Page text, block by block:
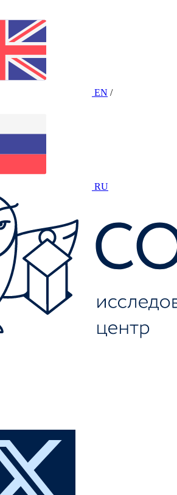
EN /
RU